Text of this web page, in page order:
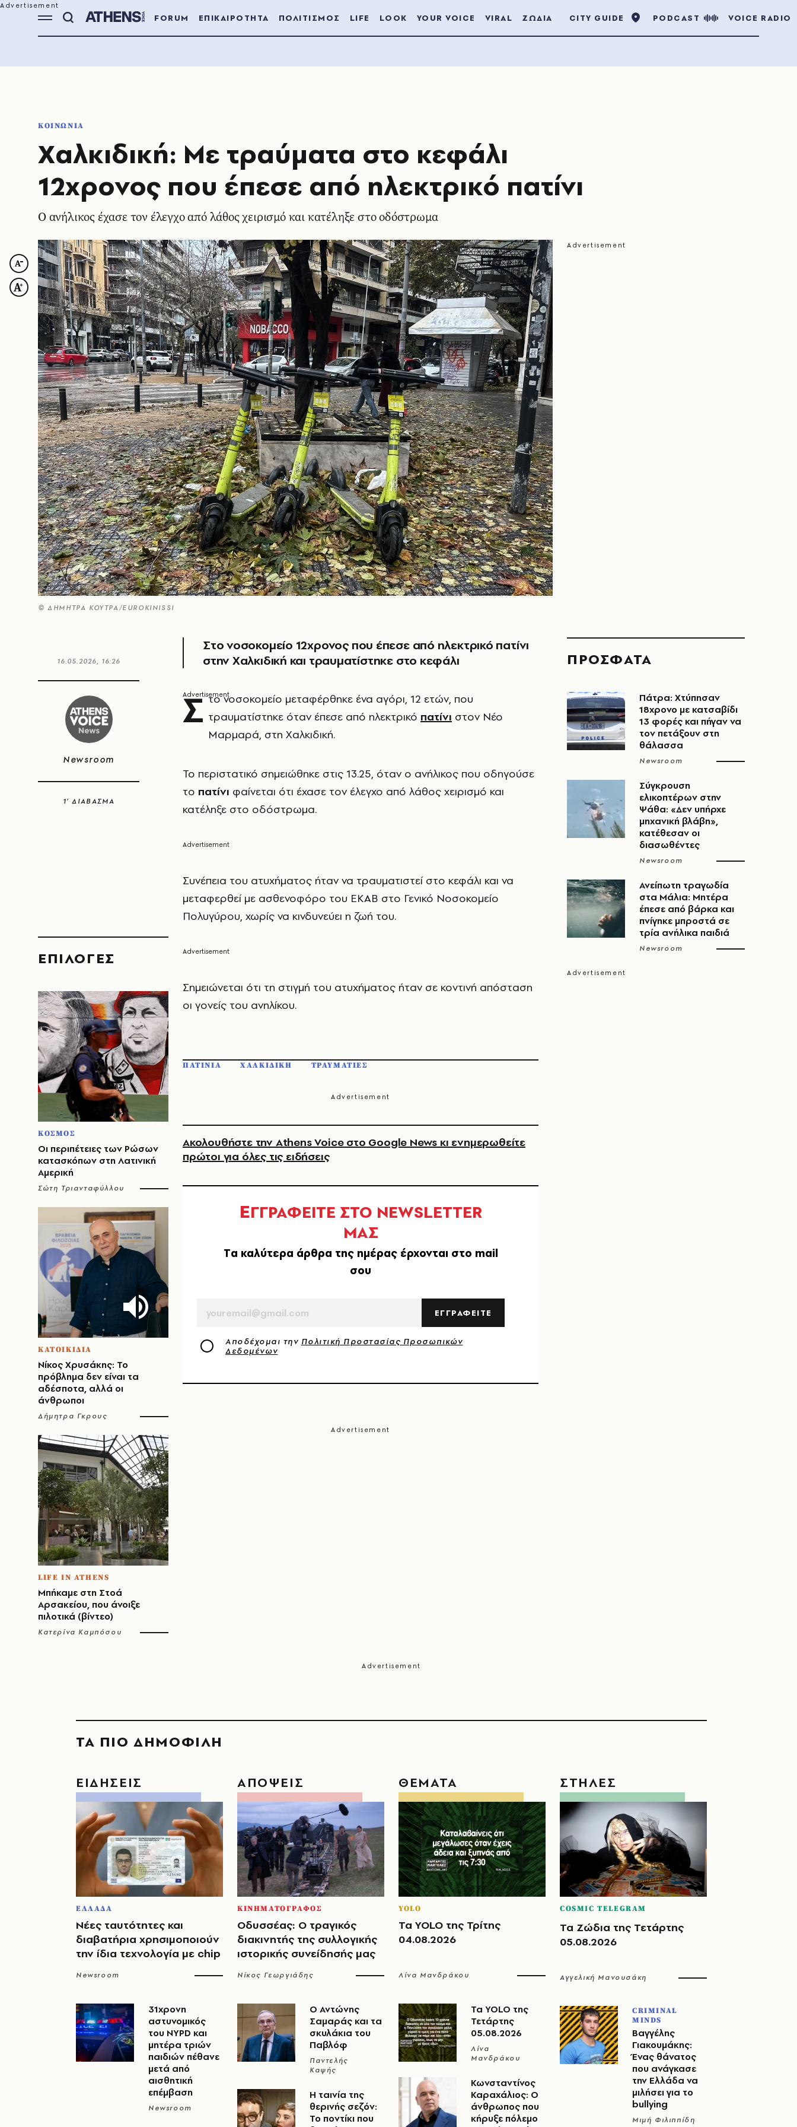
FORUM ΕΠΙΚΑΙΡΟΤΗΤΑ ΠΟΛΙΤΙΣΜΟΣ LIFE LOOK YOUR VOICE VIRAL ΖΩΔΙΑ CITY GUIDE PODCAST VOICE RADIO
ΚΟΙΝΩΝΙΑ
Χαλκιδική: Με τραύματα στο κεφάλι
12χρονος που έπεσε από ηλεκτρικό πατίνι
Ο ανήλικος έχασε τον έλεγχο από λάθος χειρισμό και κατέληξε στο οδόστρωμα
© ΔΗΜΗΤΡΑ ΚΟΥΤΡΑ/EUROKINISSI
16.05.2026, 16:26
Newsroom
1’ ΔΙΑΒΑΣΜΑ
EΠΙΛΟΓΈΣ
ΚΟΣΜΟΣ
Οι περιπέτειες των Ρώσων
κατασκόπων στη Λατινική
Αμερική
Σώτη Τριανταφύλλου
ΚΑΤΟΙΚΙΔΙΑ
Νίκος Χρυσάκης: Το
πρόβλημα δεν είναι τα
αδέσποτα, αλλά οι
άνθρωποι
Δήμητρα Γκρους
LIFE IN ATHENS
Μπήκαμε στη Στοά
Αρσακείου, που άνοιξε
πιλοτικά (βίντεο)
Κατερίνα Καμπόσου
Στο νοσοκομείο 12χρονος που έπεσε από ηλεκτρικό πατίνι
στην Χαλκιδική και τραυματίστηκε στο κεφάλι
Σ το νοσοκομείο μεταφέρθηκε ένα αγόρι, 12 ετών, που
τραυματίστηκε όταν έπεσε από ηλεκτρικό πατίνι στον Νέο
Μαρμαρά, στη Χαλκιδική.
Το περιστατικό σημειώθηκε στις 13.25, όταν ο ανήλικος που οδηγούσε
το πατίνι φαίνεται ότι έχασε τον έλεγχο από λάθος χειρισμό και
κατέληξε στο οδόστρωμα.
Συνέπεια του ατυχήματος ήταν να τραυματιστεί στο κεφάλι και να
μεταφερθεί με ασθενοφόρο του ΕΚΑΒ στο Γενικό Νοσοκομείο
Πολυγύρου, χωρίς να κινδυνεύει η ζωή του.
Σημειώνεται ότι τη στιγμή του ατυχήματος ήταν σε κοντινή απόσταση
οι γονείς του ανηλίκου.
ΠΑΤΙΝΙΑ ΧΑΛΚΙΔΙΚΗ ΤΡΑΥΜΑΤΙΕΣ
Ακολουθήστε την Athens Voice στο Google News κι ενημερωθείτε
πρώτοι για όλες τις ειδήσεις
ΕΓΓΡΑΦΕΙΤΕ ΣΤΟ NEWSLETTER
ΜΑΣ
Tα καλύτερα άρθρα της ημέρας έρχονται στο mail
σου
ΕΓΓΡΑΦΕΙΤΕ
Αποδέχομαι την Πολιτική Προστασίας Προσωπικών
Δεδομένων
ΠΡΟΣΦΑΤΑ
Πάτρα: Χτύπησαν
18χρονο με κατσαβίδι
13 φορές και πήγαν να
τον πετάξουν στη
θάλασσα
Newsroom
Σύγκρουση
ελικοπτέρων στην
Ψάθα: «Δεν υπήρχε
μηχανική βλάβη»,
κατέθεσαν οι
διασωθέντες
Newsroom
Ανείπωτη τραγωδία
στα Μάλια: Μητέρα
έπεσε από βάρκα και
πνίγηκε μπροστά σε
τρία ανήλικα παιδιά
Newsroom
ΤΑ ΠΙΟ ΔΗΜΟΦΙΛΗ
ΕΙΔΗΣΕΙΣ
ΕΛΛΑΔΑ
Νέες ταυτότητες και
διαβατήρια χρησιμοποιούν
την ίδια τεχνολογία με chip
Newsroom
31χρονη
αστυνομικός
του NYPD και
μητέρα τριών
παιδιών πέθανε
μετά από
αισθητική
επέμβαση
Newsroom
ΑΠΟΨΕΙΣ
ΚΙΝΗΜΑΤΟΓΡΑΦΟΣ
Οδυσσέας: Ο τραγικός
διακινητής της συλλογικής
ιστορικής συνείδησής μας
Νίκος Γεωργιάδης
Ο Αντώνης
Σαμαράς και τα
σκυλάκια του
Παβλόφ
Παντελής
Καψής
Η ταινία της
θερινής σεζόν:
Το ποντίκι που
ΘΕΜΑΤΑ
YOLO
Τα YOLO της Τρίτης
04.08.2026
Λίνα Μανδράκου
Τα YOLO της
Τετάρτης
05.08.2026
Λίνα
Μανδράκου
Κωνσταντίνος
Καραχάλιος: Ο
άνθρωπος που
κήρυξε πόλεμο
ΣΤΗΛΕΣ
COSMIC TELEGRAM
Τα Ζώδια της Τετάρτης
05.08.2026
Αγγελική Μανουσάκη
CRIMINAL
MINDS
Βαγγέλης
Γιακουμάκης:
Ένας θάνατος
που ανάγκασε
την Ελλάδα να
μιλήσει για το
bullying
Μιμή Φιλιππίδη